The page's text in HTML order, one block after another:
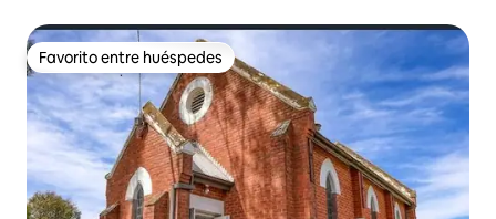
Favorito entre huéspedes
Favorito entre huéspedes